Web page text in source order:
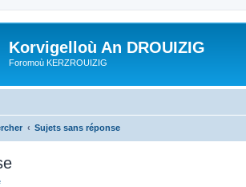
Korvigelloù An DROUIZIG
Foromoù KERZROUIZIG
Sujets sans réponse